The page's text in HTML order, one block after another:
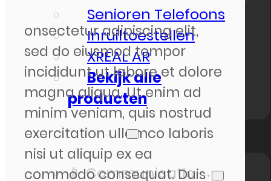
Senioren Telefoons
Inruiltoestellen
XREAL AR
Bekijk alle
producten
Telecom
📱 Communicatie →
onsectetur adipiscing elit,
sed do eiusmod tempor
incididunt ut labore et dolore
magna aliqua. Ut enim ad
minim veniam, quis nostrud
exercitation ullamco laboris
nisi ut aliquip ex ea
commodo consequat. Duis